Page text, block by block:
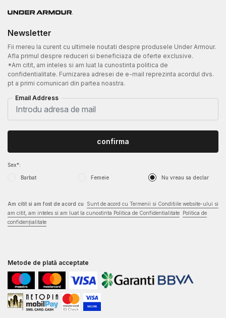
Newsletter
Fii mereu la curent cu ultimele noutati despre produsele Under Armour.
Afla primul despre reduceri si beneficiaza de oferte exclusive.
*Am citit, am inteles si am luat la cunostinta politica de
confidentialitate. Furnizarea adresei de e-mail reprezinta acordul dvs.
pt a primi comunicari din partea noastra.
Email Address
Sex*:
Barbat Femeie Nu vreau sa declar
confirma
Am citit si am fost de acord cu
Sunt de acord cu Termenii si Conditiile website-ului si
am citit, am inteles si am luat la cunostinta Politica de Confidentialitate Politica de
confidențialitate
Metode de plată acceptate